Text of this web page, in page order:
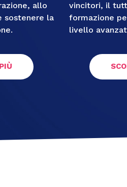
allo
sostenere la
vincitori, il
formazione
livello